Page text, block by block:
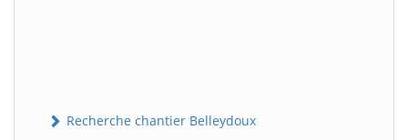
Recherche chantier Belleydoux